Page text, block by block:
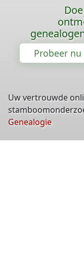
Probeer
Uw vertrouwde
Genealogie